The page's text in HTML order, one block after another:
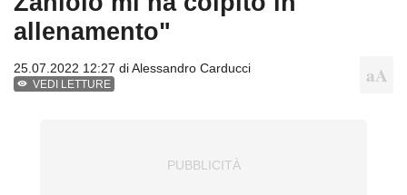
allenamento"
25.07.2022 12:27 diAlessandro Carducci
VEDI LETTURE